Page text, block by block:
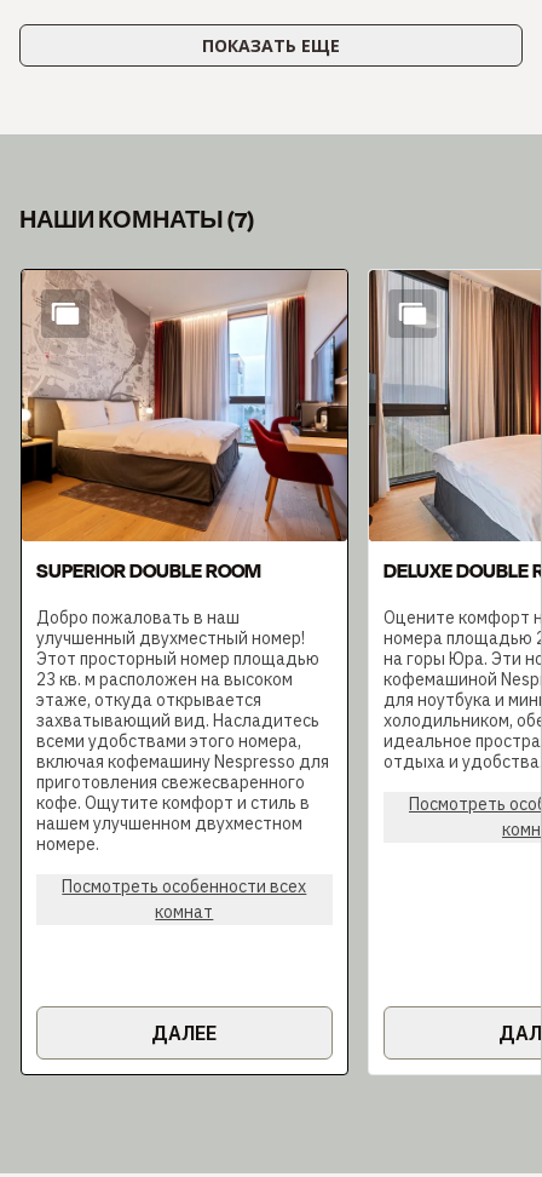
ПОКАЗАТЬ ЕЩЕ
НАШИ КОМНАТЫ(7)
Слайд 1 из 7
SUPERIOR DOUBLE ROOM
Добро пожаловать в наш
улучшенный двухместный номер!
Этот просторный номер площадью
23 кв. м расположен на высоком
этаже, откуда открывается
захватывающий вид. Насладитесь
всеми удобствами этого номера,
включая кофемашину Nespresso для
приготовления свежесваренного
кофе. Ощутите комфорт и стиль в
нашем улучшенном двухместном
номере.
Посмотреть особенности всех
комнат
ДАЛЕЕ
DELUXE DOUBLE
Оцените комфорт
номера площадью
на горы Юра. Эти
кофемашиной
для ноутбука и
холодильником,
идеальное
отдыха и удобства.
Посмотреть